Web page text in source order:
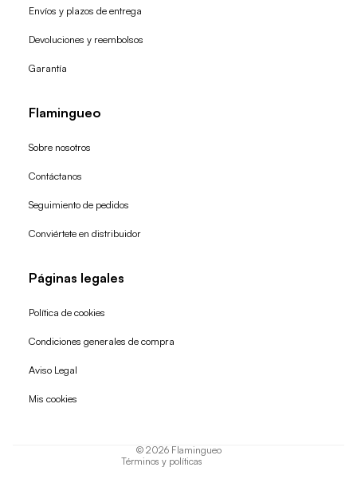
Envíos y plazos de entrega
Devoluciones y reembolsos
Garantía
Flamingueo
Sobre nosotros
Contáctanos
Seguimiento de pedidos
Conviértete en distribuidor
Páginas legales
Política de cookies
Condiciones generales de compra
Aviso Legal
Mis cookies
© 2026 Flamingueo
Términos y políticas